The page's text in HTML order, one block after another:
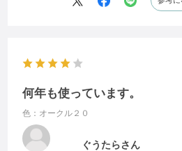
何年も使っています。
色：オークル２０
ぐうたらさん